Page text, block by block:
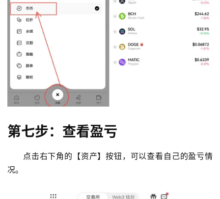
第七步：查看盈亏
点击右下角的【资产】按钮，可以查看自己的盈亏情
况。